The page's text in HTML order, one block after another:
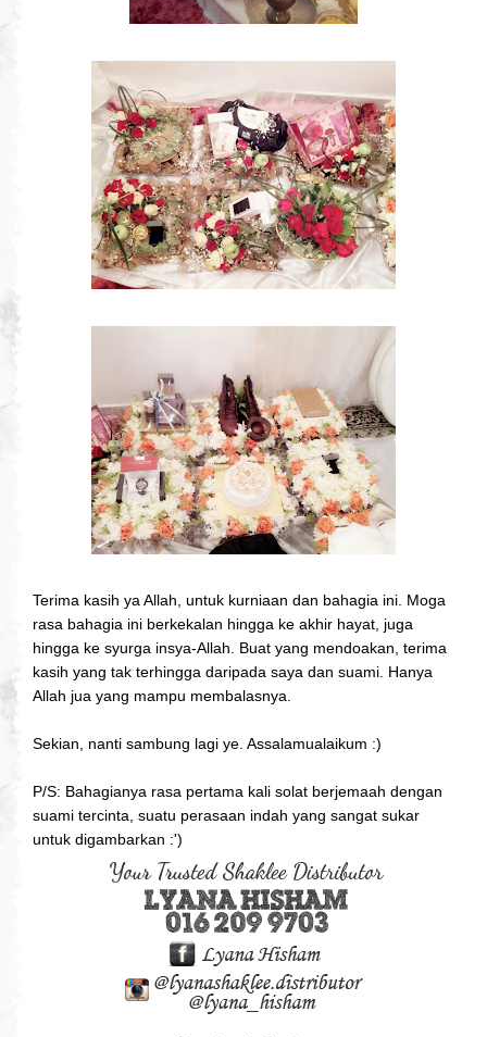
Terima kasih ya Allah, untuk kurniaan dan bahagia ini. Moga
rasa bahagia ini berkekalan hingga ke akhir hayat, juga
hingga ke syurga insya-Allah. Buat yang mendoakan, terima
kasih yang tak terhingga daripada saya dan suami. Hanya
Allah jua yang mampu membalasnya.
Sekian, nanti sambung lagi ye. Assalamualaikum :)
P/S: Bahagianya rasa pertama kali solat berjemaah dengan
suami tercinta, suatu perasaan indah yang sangat sukar
untuk digambarkan :')